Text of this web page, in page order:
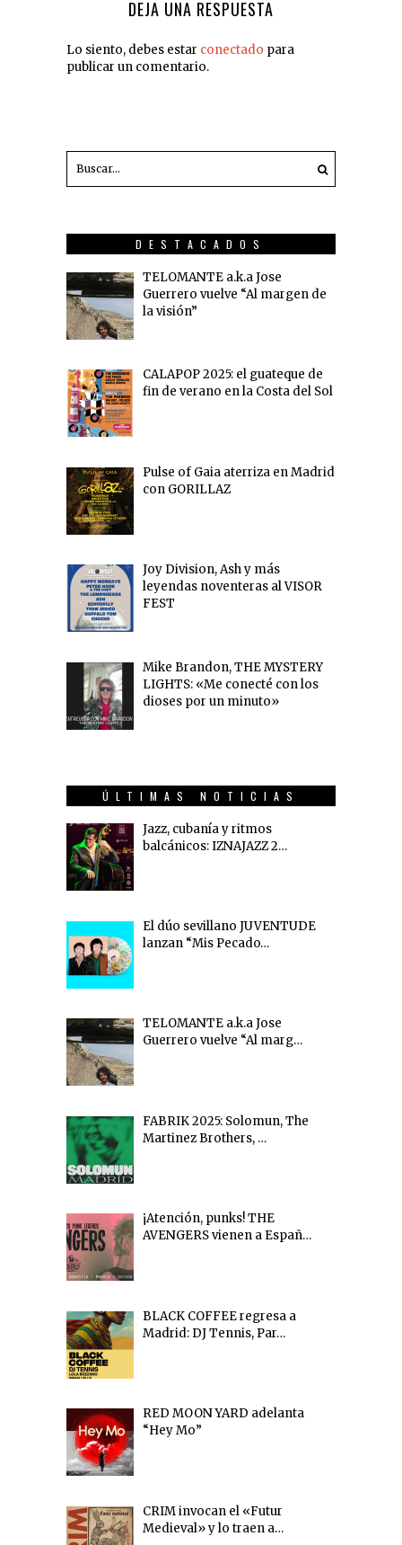
DEJA UNA RESPUESTA
Lo siento, debes estar conectado para
publicar un comentario.
DESTACADOS
TELOMANTE a.k.a Jose
Guerrero vuelve “Al margen de
la visión”
CALAPOP 2025: el guateque de
fin de verano en la Costa del Sol
Pulse of Gaia aterriza en Madrid
con GORILLAZ
Joy Division, Ash y más
leyendas noventeras al VISOR
FEST
Mike Brandon, THE MYSTERY
LIGHTS: «Me conecté con los
dioses por un minuto»
ÚLTIMAS NOTICIAS
Jazz, cubanía y ritmos
balcánicos: IZNAJAZZ 2…
El dúo sevillano JUVENTUDE
lanzan “Mis Pecado…
TELOMANTE a.k.a Jose
Guerrero vuelve “Al marg…
FABRIK 2025: Solomun, The
Martinez Brothers, …
¡Atención, punks! THE
AVENGERS vienen a Españ…
BLACK COFFEE regresa a
Madrid: DJ Tennis, Par…
RED MOON YARD adelanta
“Hey Mo”
CRIM invocan el «Futur
Medieval» y lo traen a…